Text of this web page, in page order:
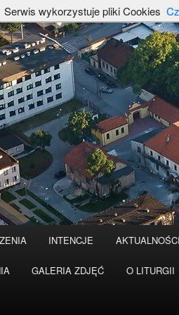
INTENCJE AKTUALNOŚCI
GALERIA ZDJĘĆ O LITURGII
Serwis wykorzystuje pliki Cookies